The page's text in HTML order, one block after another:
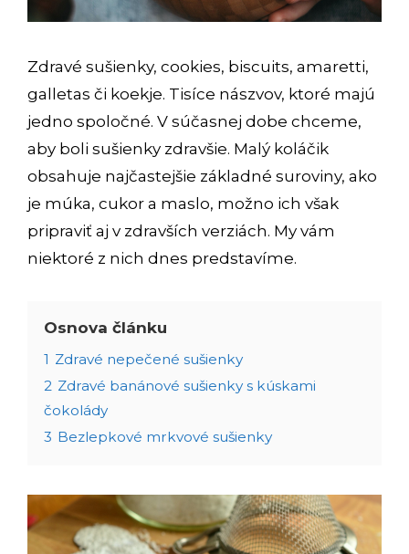
Zdravé sušienky, cookies, biscuits, amaretti,
galletas či koekje. Tisíce nászvov, ktoré majú
jedno spoločné. V súčasnej dobe chceme,
aby boli sušienky zdravšie. Malý koláčik
obsahuje najčastejšie základné suroviny, ako
je múka, cukor a maslo, možno ich však
pripraviť aj v zdravších verziách. My vám
niektoré z nich dnes predstavíme.
Osnova článku
1 Zdravé nepečené sušienky
2 Zdravé banánové sušienky s kúskami
čokolády
3 Bezlepkové mrkvové sušienky